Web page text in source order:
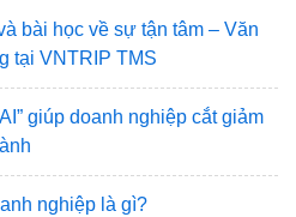
bài học về sự tận tâm – Văn
tại VNTRIP TMS
giúp doanh nghiệp cắt giảm
nghiệp là gì?